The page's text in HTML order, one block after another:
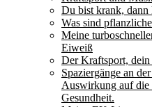
Du bist krank, dann
Was sind
Meine
Eiweiß
Der Kraftsport,
Spaziergänge an
Auswirkung auf die
Gesundheit.